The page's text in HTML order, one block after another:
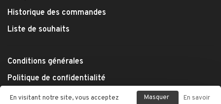
Historique des commandes
Liste de souhaits
Conditions générales
Politique de confidentialité
Modes de paiement
En visitant notre site, vous acceptez Masquer En savoir